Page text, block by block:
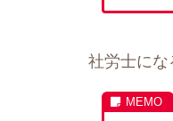
社労士に